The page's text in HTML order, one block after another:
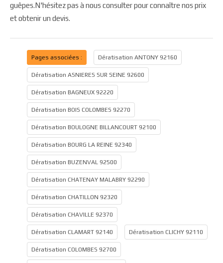
guêpes.N'hésitez pas à nous consulter pour connaître nos prix
et obtenir un devis.
Pages associées : Dératisation ANTONY 92160
Dératisation ASNIERES SUR SEINE 92600
Dératisation BAGNEUX 92220
Dératisation BOIS COLOMBES 92270
Dératisation BOULOGNE BILLANCOURT 92100
Dératisation BOURG LA REINE 92340
Dératisation BUZENVAL 92500
Dératisation CHATENAY MALABRY 92290
Dératisation CHATILLON 92320
Dératisation CHAVILLE 92370
Dératisation CLAMART 92140 Dératisation CLICHY 92110
Dératisation COLOMBES 92700